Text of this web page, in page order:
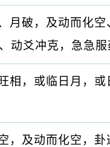
月破，及动而化
动爻冲克，急急服
相，或临日月，
，及动而化空，